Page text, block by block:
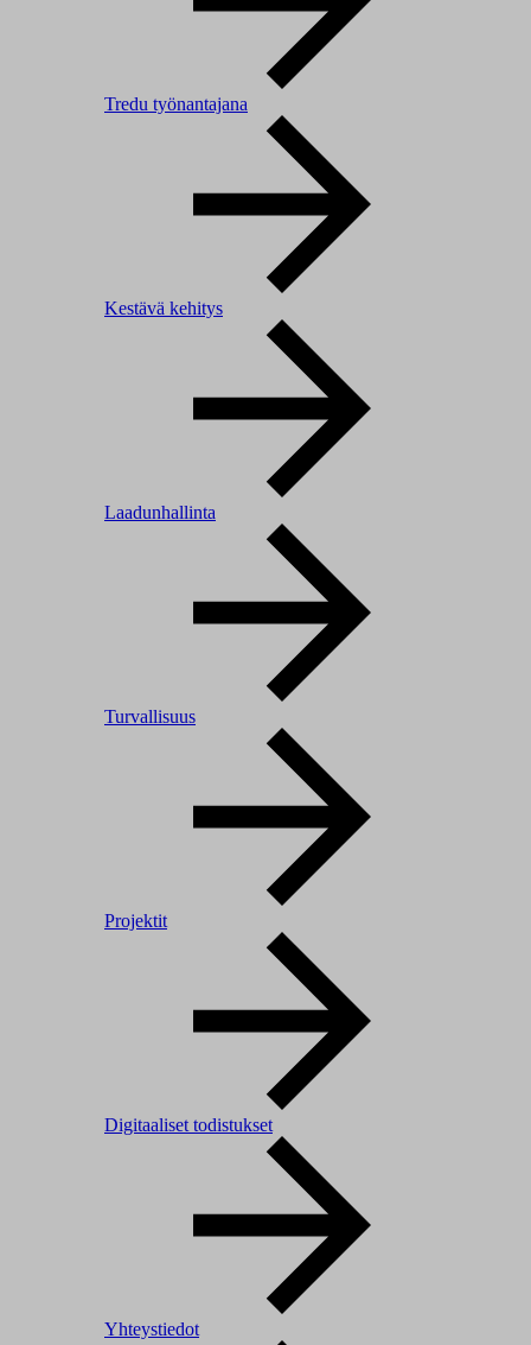
Tredu työnantajana
Kestävä kehitys
Laadunhallinta
Turvallisuus
Projektit
Digitaaliset todistukset
Yhteystiedot